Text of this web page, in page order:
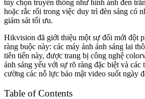
tùy chọn truyền thống như hình ảnh đen
hoặc rắc rối trong việc duy trì đèn sáng có
giám sát tối ưu.
Hikvision đã giới thiệu một sự đổi mới đột
ràng buộc này: các máy ảnh ánh sáng lai
tiên tiến này, được trang bị công nghệ
ánh sáng yếu với sự rõ ràng đặc biệt và các
cường các nỗ lực bảo mật video suốt ngày
Table of Contents